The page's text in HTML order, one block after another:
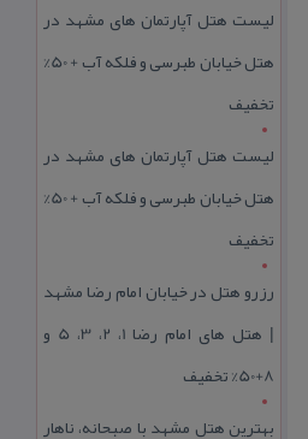
لیست هتل آپارتمان های مشهد در
هتل خیابان طبرسی و فلکه آب + 50%
تخفیف
لیست هتل آپارتمان های مشهد در
هتل خیابان طبرسی و فلکه آب + 50%
تخفیف
رزرو هتل در خیابان امام رضا مشهد
| هتل‌ های امام رضا 1، 2، 3، 5 و
8+50% تخفیف
بهترین هتل مشهد با صبحانه، ناهار